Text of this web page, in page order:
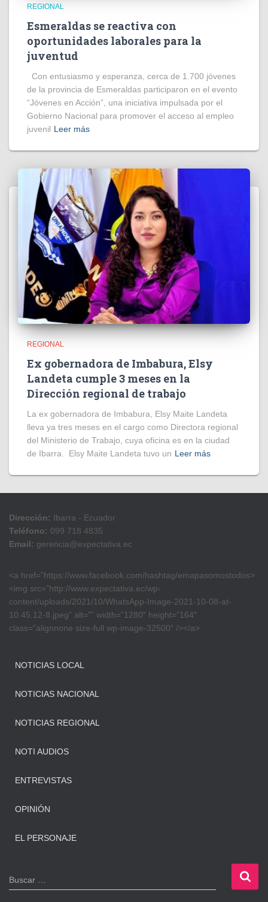
REGIONAL
Esmeraldas se reactiva con
oportunidades laborales para la
juventud
Con entusiasmo y esperanza, cerca de 1.700 jóvenes
de la provincia de Esmeraldas participaron en el evento
“Jóvenes en Acción”, una iniciativa impulsada por el
Gobierno Nacional para promover el acceso al empleo
juvenil Leer más
REGIONAL
Ex gobernadora de Imbabura, Elsy
Landeta cumple 3 meses en la
Dirección regional de trabajo
La ex gobernadora de Imbabura, Elsy Maite Landeta
lleva ya tres meses en el cargo como Directora regional
del Ministerio de Trabajo, cuya oficina es en la ciudad
de Ibarra. Elsy Maite Landeta tuvo un Leer más
Dirección: Ibarra - Ecuador
Teléfono: 099 718 4835
Email: gerencia@expectativa.ec
<a href=”https://www.facebook.com/hashtag/emapasomostodos>
<img src=”http://www.expectativa.ec/wp-
content/uploads/2021/10/WhatsApp-Image-2021-10-08-at-
10.45.12-8.jpeg” alt=”” width=”1280″ height=”164″
class=”alignnone size-full wp-image-32500″ /></a>
NOTICIAS LOCAL
NOTICIAS NACIONAL
NOTICIAS REGIONAL
NOTI AUDIOS
ENTREVISTAS
OPINIÓN
EL PERSONAJE
B
u
Buscar …